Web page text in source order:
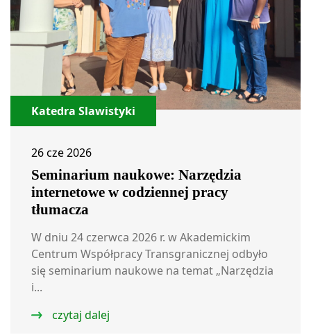
Katedra Slawistyki
26 cze 2026
Seminarium naukowe: Narzędzia
internetowe w codziennej pracy
tłumacza
W dniu 24 czerwca 2026 r. w Akademickim
Centrum Współpracy Transgranicznej odbyło
się seminarium naukowe na temat „Narzędzia
i...
czytaj dalej